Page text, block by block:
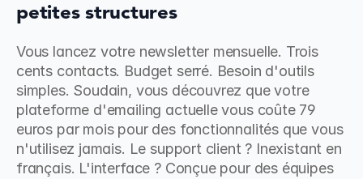
petites structures
Vous lancez votre newsletter mensuelle. Trois
cents contacts. Budget serré. Besoin d'outils
simples. Soudain, vous découvrez que votre
plateforme d'emailing actuelle vous coûte 79
euros par mois pour des fonctionnalités que vous
n'utilisez jamais. Le support client ? Inexistant en
français. L'interface ? Conçue pour des équipes